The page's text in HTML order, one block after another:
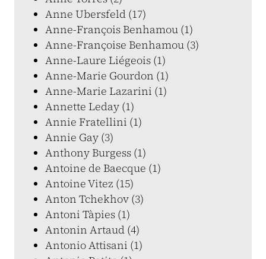
Anne Ubersfeld (17)
Anne-François Benhamou (1)
Anne-Françoise Benhamou (3)
Anne-Laure Liégeois (1)
Anne-Marie Gourdon (1)
Anne-Marie Lazarini (1)
Annette Leday (1)
Annie Fratellini (1)
Annie Gay (3)
Anthony Burgess (1)
Antoine de Baecque (1)
Antoine Vitez (15)
Anton Tchekhov (3)
Antoni Tàpies (1)
Antonin Artaud (4)
Antonio Attisani (1)